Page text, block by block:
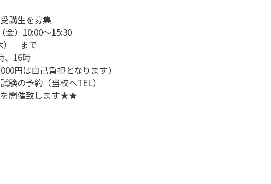
講生を募集
金）10:00～15:30
） まで
16時
は自己負担となります）
の予約（当校へTEL）
開催致します★★